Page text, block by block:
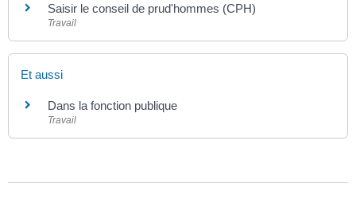
Saisir le conseil de prud'hommes (CPH)
Travail
Et aussi
Dans la fonction publique
Travail